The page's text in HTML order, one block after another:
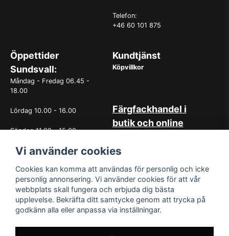
Telefon:
+46 60 101 875
Öppettider
Sundsvall:
Måndag - Fredag 06.45 -
18.00
Lördag 10.00 - 16.00
Söndag 11.00 - 15.00
OBS. Avvikande öppettider
Kundtjänst
Köpvillkor
Färgfackhandel i
butik och online
det sedan starten 1965 varit
kundservice. Du kan känna dig
trygg med köp hos oss
oavsett om det är i butiken i
Sundsvall eller online. Det går
lika bra att kontakta oss via
mail eller per telefon. Vår butik
med generösa öppettider har
Vi använder cookies
Cookies kan komma att användas för personlig och icke
personlig annonsering. Vi använder cookies för att vår
webbplats skall fungera och erbjuda dig bästa
upplevelse. Bekräfta ditt samtycke genom att trycka på
godkänn alla eller anpassa via inställningar.